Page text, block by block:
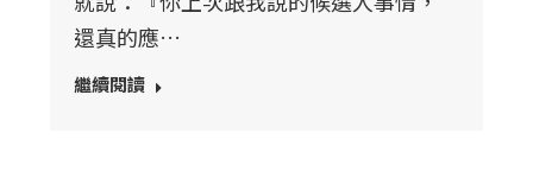
還真的應…
繼續閱讀